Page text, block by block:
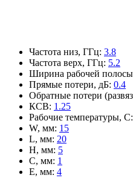
Частота низ, ГГц: 3.8
Частота верх, ГГц: 5.2
Ширина рабочей
Прямые потери, дБ: 0.4
Обратные потери
КСВ: 1.25
Рабочие температуры, С:
W, мм: 15
L, мм: 20
H, мм: 5
C, мм: 1
E, мм: 4